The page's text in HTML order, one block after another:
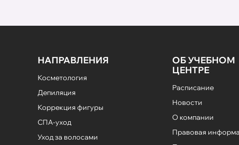
НАПРАВЛЕНИЯ
Косметология
Депиляция
Коррекция фигуры
СПА-уход
Уход за волосами
ОБ УЧЕБНОМ
ЦЕНТРЕ
Расписание
Новости
О компании
Правовая